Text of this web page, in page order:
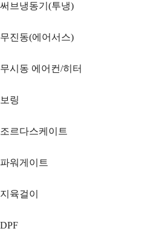
써브냉동기(투냉)
무진동(에어서스)
무시동 에어컨/히터
보링
조르다스케이트
파워게이트
지육걸이
DPF